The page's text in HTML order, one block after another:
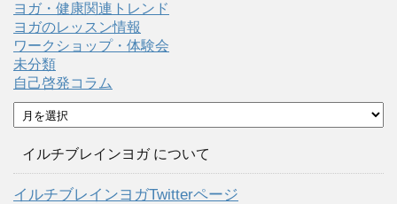
ヨガ・健康関連トレンド
ヨガのレッスン情報
ワークショップ・体験会
未分類
自己啓発コラム
ア
ー
イルチブレインヨガ について
イルチブレインヨガTwitterページ